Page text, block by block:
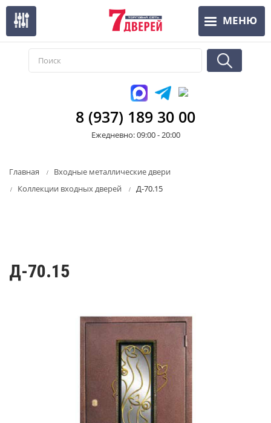
Перейти
основному
содержанию
МЕНЮ
8 (937) 189 30 00
Ежедневно: 09:00 - 20:00
Главная
Входные металлические двери
Коллекции входных дверей
Д-70.15
Д-70.15